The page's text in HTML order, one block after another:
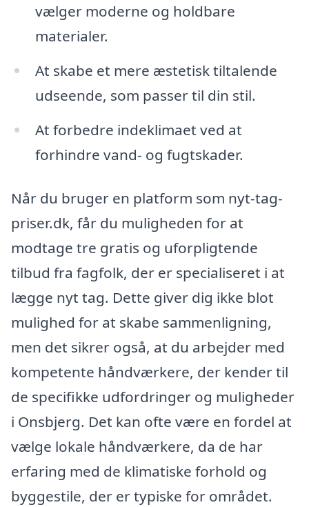
vælger moderne og holdbare
materialer.
At skabe et mere æstetisk tiltalende
udseende, som passer til din stil.
At forbedre indeklimaet ved at
forhindre vand- og fugtskader.
Når du bruger en platform som nyt-tag-
priser.dk, får du muligheden for at
modtage tre gratis og uforpligtende
tilbud fra fagfolk, der er specialiseret i at
lægge nyt tag. Dette giver dig ikke blot
mulighed for at skabe sammenligning,
men det sikrer også, at du arbejder med
kompetente håndværkere, der kender til
de specifikke udfordringer og muligheder
i Onsbjerg. Det kan ofte være en fordel at
vælge lokale håndværkere, da de har
erfaring med de klimatiske forhold og
byggestile, der er typiske for området.